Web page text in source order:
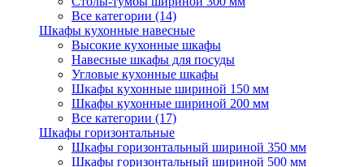
Все категории (14)
Шкафы кухонные навесные
Высокие кухонные шкафы
Навесные шкафы для посуды
Угловые кухонные шкафы
Шкафы кухонные шириной 150 мм
Шкафы кухонные шириной 200 мм
Все категории (17)
Шкафы горизонтальные
Шкафы горизонтальный шириной 350 мм
Шкафы горизонтальный шириной 500 мм